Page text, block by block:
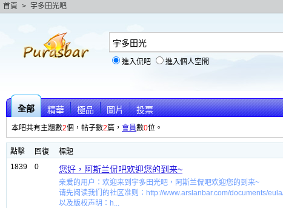
首頁 > 宇多田光吧
進入侃吧 進入個人空間
全部 精華 極品 圖片 投票
本吧共有主題數2個，帖子數2篇， 會員數0位。
點擊 回復 標題
1839
0 您好，阿斯兰侃吧欢迎您的到来~
亲爱的用户：欢迎来到宇多田光吧，阿斯兰侃吧欢迎您的到来~
请先阅读我们的社区准则：http://www.arslanbar.com/documents/
以及版权声明：h...